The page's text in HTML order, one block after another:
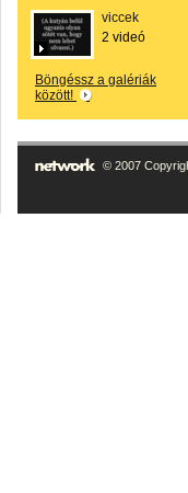
viccek
2 videó
Böngéssz a galériák
között!
© 2007